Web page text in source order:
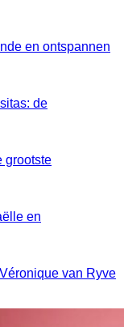
en ontspannen
grootste
van Ryve